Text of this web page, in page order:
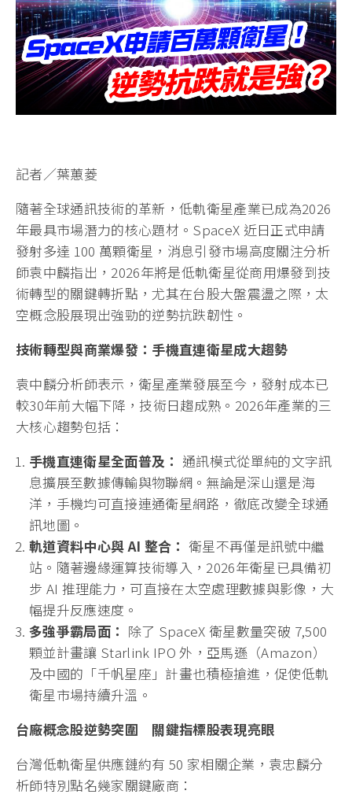
記者／葉蕙菱
隨著全球通訊技術的革新，低軌衛星產業已成為2026
年最具市場潛力的核心題材。SpaceX 近日正式申請
發射多達 100 萬顆衛星，消息引發市場高度關注分析
師袁中麟指出，2026年將是低軌衛星從商用爆發到技
術轉型的關鍵轉折點，尤其在台股大盤震盪之際，太
空概念股展現出強勁的逆勢抗跌韌性。
技術轉型與商業爆發：手機直連衛星成大趨勢
袁中麟分析師表示，衛星產業發展至今，發射成本已
較30年前大幅下降，技術日趨成熟。2026年產業的三
大核心趨勢包括：
手機直連衛星全面普及： 通訊模式從單純的文字訊
息擴展至數據傳輸與物聯網。無論是深山還是海
洋，手機均可直接連通衛星網路，徹底改變全球通
訊地圖。
軌道資料中心與 AI 整合： 衛星不再僅是訊號中繼
站。隨著邊緣運算技術導入，2026年衛星已具備初
步 AI 推理能力，可直接在太空處理數據與影像，大
幅提升反應速度。
多強爭霸局面： 除了 SpaceX 衛星數量突破 7,500
顆並計畫讓 Starlink IPO 外，亞馬遜（Amazon）
及中國的「千帆星座」計畫也積極搶進，促使低軌
衛星市場持續升溫。
台廠概念股逆勢突圍 關鍵指標股表現亮眼
台灣低軌衛星供應鏈約有 50 家相關企業，袁忠麟分
析師特別點名幾家關鍵廠商：